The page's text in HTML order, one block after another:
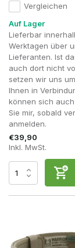
Für Spieler, die
Holster und
Premium-
gesamte
Einer der
Freiheit, die
abzustimmen.
selbst
Viele Spieler
Kampfgürtel
davon, ob man
oder Plate
auf mehrere
Vergleichen
Auf Lager
Lieferbar
Werktagen über
Lieferanten. Ist
auch dort nicht
setzen wir uns
Ihnen in
können sich auch
Sie mir, sobald
anmelden.
€39,90
Inkl. MwSt.